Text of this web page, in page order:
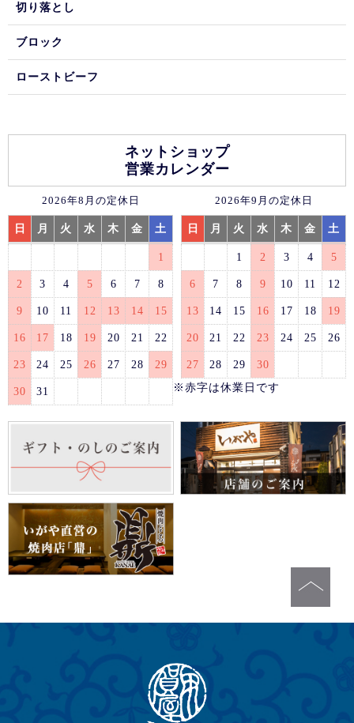
切り落とし
ブロック
ローストビーフ
ネットショップ
営業カレンダー
2026年8月の定休日
日 月 火 水 木 金 土
1
2 3 4 5 6 7 8
9 10 11 12 13 14 15
16 17 18 19 20 21 22
23 24 25 26 27 28 29
30 31
2026年9月の定休日
日 月 火 水 木 金 土
1 2 3 4 5
6 7 8 9 10 11 12
13 14 15 16 17 18 19
20 21 22 23 24 25 26
27 28 29
30
※赤字は休業日です